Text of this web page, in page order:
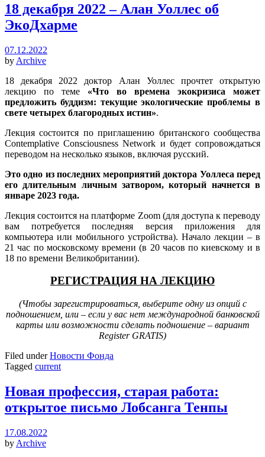
18 декабря 2022 – Алан Уоллес об
ЭкоДхарме
07.12.2022
by Archive
18 декабря 2022 доктор Алан Уоллес прочтет открытую
лекцию по теме «Что во времена экокризиса может
предложить буддизм: текущие экологические проблемы в
свете четырех благородных истин».
Лекция состоится по приглашению британского сообщества
Contemplative Consciousness Network и будет сопровождаться
переводом на несколько языков, включая русский.
Это одно из последних мероприятий доктора Уоллеса перед
его длительным личным затвором, который начнется в
январе 2023 года.
Лекция состоится на платформе Zoom (для доступа к переводу
вам потребуется последняя версия приложения для
компьютера или мобильного устройства). Начало лекции – в
21 час по московскому времени (в 20 часов по киевскому и в
18 по времени Великобритании).
РЕГИСТРАЦИЯ НА ЛЕКЦИЮ
(Чтобы зарегистрироваться, выберите одну из опций с
подношением, или – если у вас нет международной банковской
карты или возможности сделать подношение – вариант
Register GRATIS)
Filed underНовости Фонда
Tagged current
Новая профессия, старая работа:
открытое письмо Лобсанга Тенпы
17.08.2022
by Archive